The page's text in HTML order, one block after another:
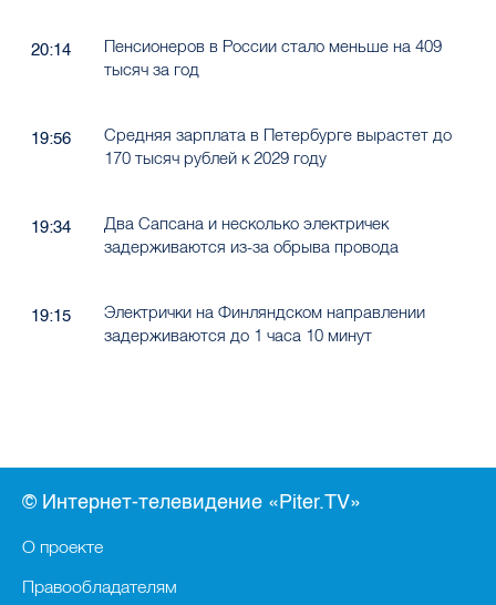
20:14
Пенсионеров в России стало меньше на 409
тысяч за год
19:56
Средняя зарплата в Петербурге вырастет до
170 тысяч рублей к 2029 году
19:34
Два Сапсана и несколько электричек
задерживаются из-за обрыва провода
19:15
Электрички на Финляндском направлении
задерживаются до 1 часа 10 минут
© Интернет-телевидение «Piter.TV»
О проекте
Правообладателям